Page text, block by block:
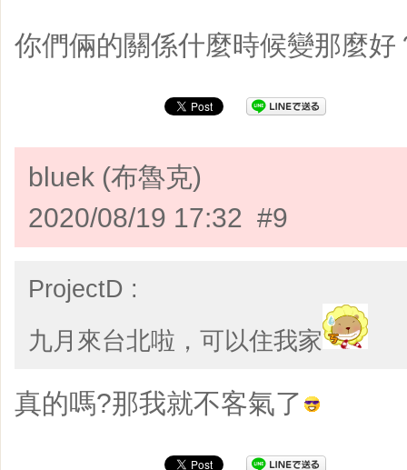
你們倆的關係什麼時候變那麼好
bluek (布魯克)
2020/08/19 17:32 #9
ProjectD :
九月來台北啦，可以住我家
真的嗎?那我就不客氣了